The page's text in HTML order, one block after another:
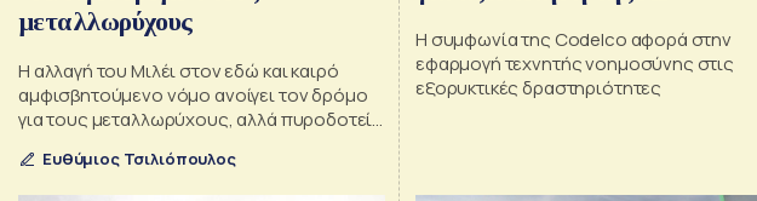
μεταλλωρύχους
Η αλλαγή του Μιλέι στον εδώ και καιρό
αμφισβητούμενο νόμο ανοίγει τον δρόμο
για τους μεταλλωρύχους, αλλά πυροδοτεί
Ευθύμιος Τσιλιόπουλος
Η συμφωνία της Codelco αφορά στην
εφαρμογή τεχνητής νοημοσύνης στις
εξορυκτικές δραστηριότητες